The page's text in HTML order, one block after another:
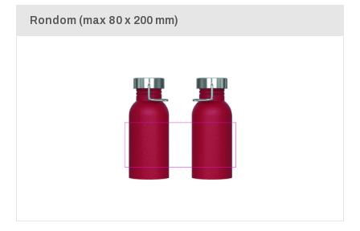
Rondom (max 80 x 200 mm)